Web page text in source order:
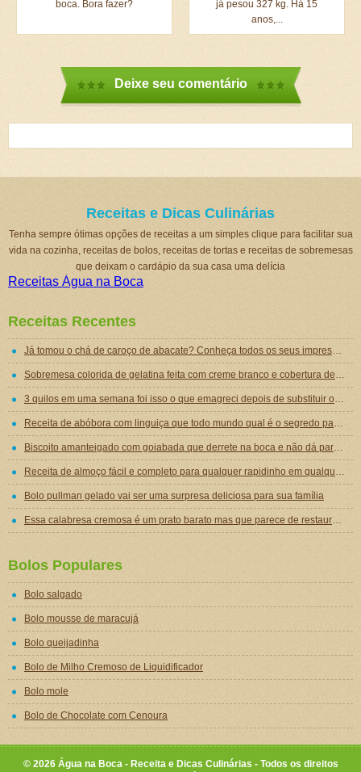
boca. Bora fazer?
já pesou 327 kg. Há 15
anos,...
Deixe seu comentário
Receitas e Dicas Culinárias
Tenha sempre ótimas opções de receitas a um simples clique para facilitar sua
vida na cozinha, receitas de bolos, receitas de tortas e receitas de sobremesas
que deixam o cardápio da sua casa uma delícia
Receitas Água na Boca
Receitas Recentes
Já tomou o chá de caroço de abacate? Conheça todos os seus impressionantes benefícios!
Sobremesa colorida de gelatina feita com creme branco e cobertura de mousse de gelatina
3 quilos em uma semana foi isso o que emagreci depois de substituir o jantar por essa sopa emagrecedora
Receita de abóbora com linguiça que todo mundo qual é o segredo para ficar tão gostosa
Biscoito amanteigado com goiabada que derrete na boca e não dá para comer um só
Receita de almoço fácil e completo para qualquer rapidinho em qualquer dia da semana
Bolo pullman gelado vai ser uma surpresa deliciosa para sua família
Essa calabresa cremosa é um prato barato mas que parece de restaurante chique de tão gostoso
Bolos Populares
Bolo salgado
Bolo mousse de maracujá
Bolo queijadinha
Bolo de Milho Cremoso de Liquidificador
Bolo mole
Bolo de Chocolate com Cenoura
© 2026 Água na Boca - Receita e Dicas Culinárias - Todos os direitos